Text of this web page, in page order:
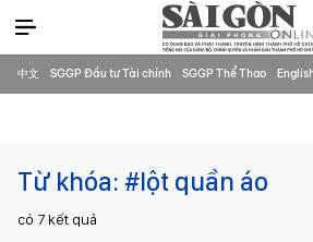
中文 SGGP Đầu tư Tài chính SGGP Thể Thao
Từ khóa: #lột quần áo
có 7 kết quả